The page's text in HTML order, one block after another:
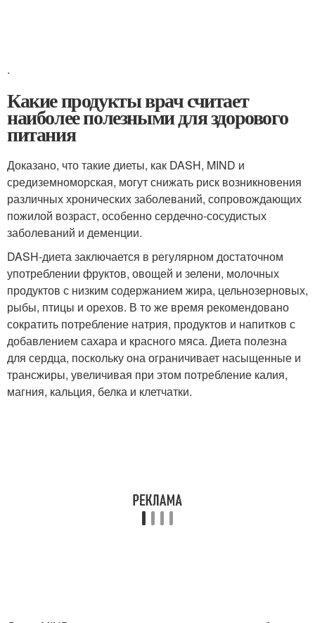
.
Какие продукты врач считает
наиболее полезными для здорового
питания
Доказано, что такие диеты, как DASH, MIND и
средиземноморская, могут снижать риск возникновения
различных хронических заболеваний, сопровождающих
пожилой возраст, особенно сердечно-сосудистых
заболеваний и деменции.
DASH-диета заключается в регулярном достаточном
употреблении фруктов, овощей и зелени, молочных
продуктов с низким содержанием жира, цельнозерновых,
рыбы, птицы и орехов. В то же время рекомендовано
сократить потребление натрия, продуктов и напитков с
добавлением сахара и красного мяса. Диета полезна
для сердца, поскольку она ограничивает насыщенные и
трансжиры, увеличивая при этом потребление калия,
магния, кальция, белка и клетчатки.